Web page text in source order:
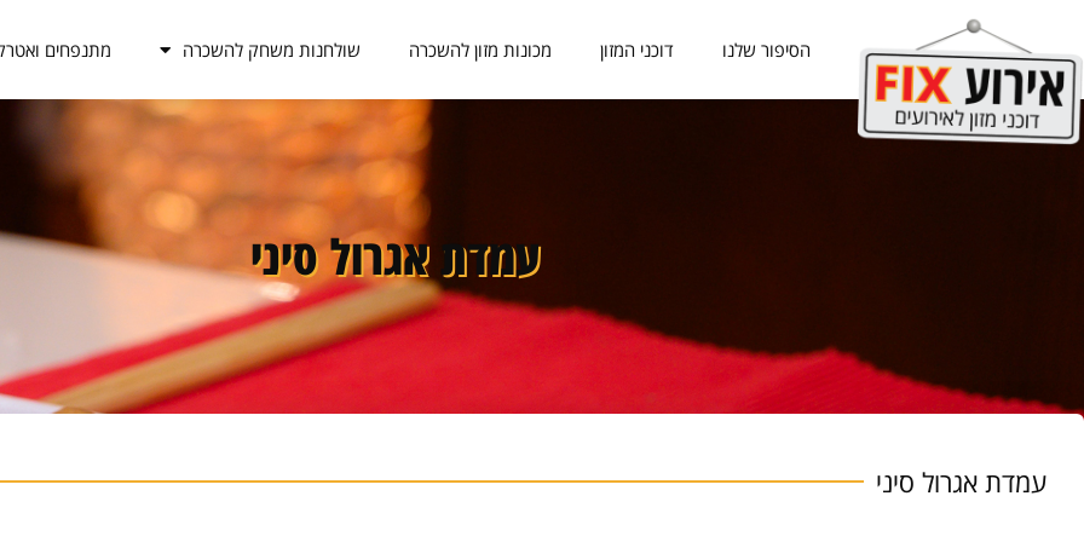
הסיפור שלנו דוכני המזון מכונות מזון להשכרה שולחנות משחק להשכרה מתנפחים
עמדת אגרול סיני
עמדת אגרול סיני